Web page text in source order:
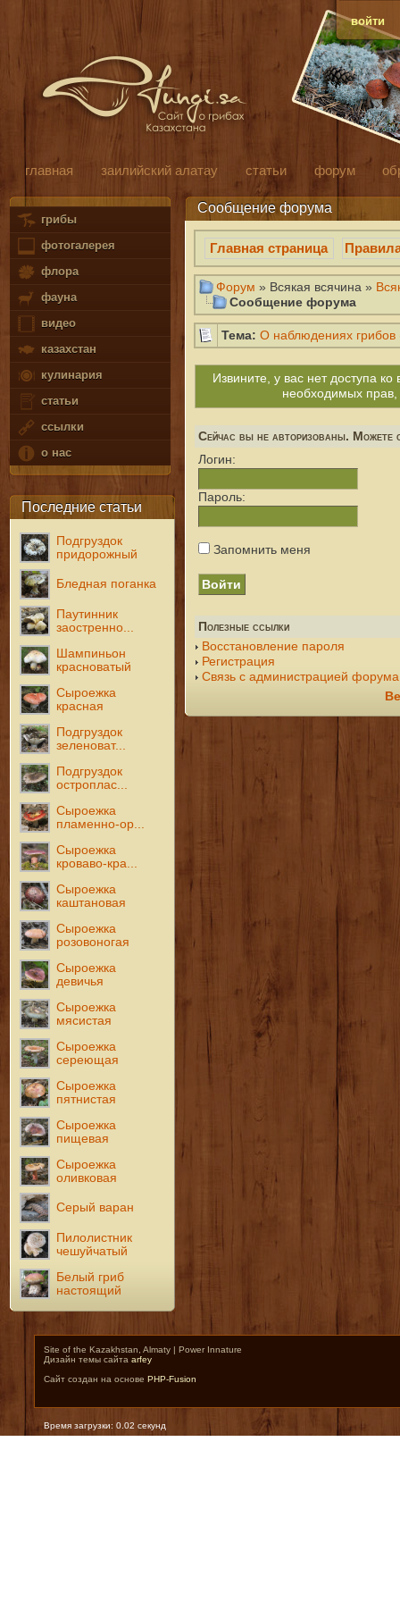
войти
главная заилийский алатау статьи форум
грибы
фотогалерея
флора
фауна
видео
казахстан
кулинария
статьи
ссылки
о нас
Последние статьи
Подгруздок
придорожный
Бледная поганка
Паутинник
заостренно...
Шампиньон
красноватый
Сыроежка
красная
Подгруздок
зеленоват...
Подгруздок
остроплас...
Сыроежка
пламенно-ор...
Сыроежка
кроваво-кра...
Сыроежка
каштановая
Сыроежка
розовоногая
Сыроежка
девичья
Сыроежка
мясистая
Сыроежка
сереющая
Сыроежка
пятнистая
Сыроежка
пищевая
Сыроежка
оливковая
Серый варан
Пилолистник
чешуйчатый
Белый гриб
настоящий
Сообщение форума
Главная страница
Форум » Всякая всячина »
Сообщение форума
Тема: О наблюдениях грибов
Извините, у вас нет доступа
необходимых прав,
Сейчас вы не авторизованы. Можете
Логин:
Пароль:
Запомнить меня
Полезные ссылки
Восстановление пароля
Регистрация
Связь с администрацией форума
Site of the Kazakhstan, Almaty | Power Innature
Дизайн темы сайта arfey
Сайт создан на основе PHP-Fusion
Время загрузки: 0.02 секунд